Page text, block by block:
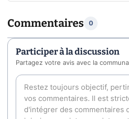
Commentaires 0
Participer à la discussion
Partagez votre avis avec la